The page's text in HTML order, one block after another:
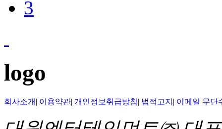
3
logo
회사소개 | 이용약관| 개인정보취급방침| 법적고지 | 이메일 무단